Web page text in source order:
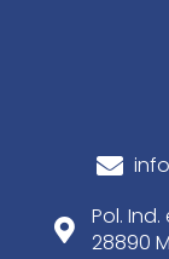


Pol.
28890